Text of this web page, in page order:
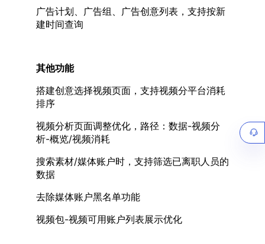
广告计划、广告组、广告创意列表，支持按新
建时间查询
其他功能
搭建创意选择视频页面，支持视频分平台消耗
排序
视频分析页面调整优化，路径：数据-视频分
析-概览/视频消耗
搜索素材/媒体账户时，支持筛选已离职人员的
数据
去除媒体账户黑名单功能
视频包-视频可用账户列表展示优化